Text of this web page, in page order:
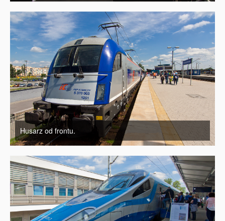
Husarz od frontu.